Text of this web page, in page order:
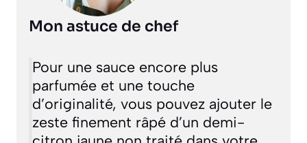
Mon astuce de chef
Pour une sauce encore plus
parfumée et une touche
d’originalité, vous pouvez ajouter le
zeste finement râpé d’un demi-